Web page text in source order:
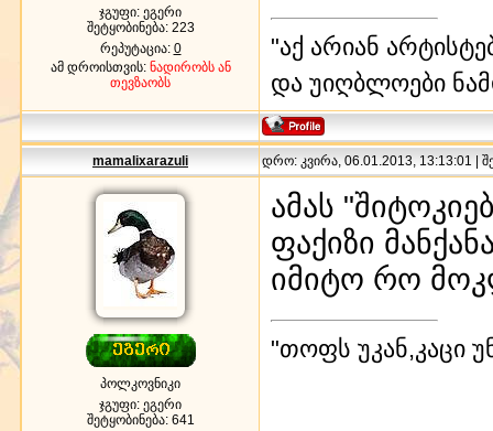
ჯგუფი: ეგერი
შეტყობინება: 223
რეპუტაცია: 0
ამ დროისთვის: ნადირობს ან
თევზაობს
"აქ არიან
და უიღბლოები
mamalixarazuli დრო: კვირა, 06.01.2013, 13:13:01 |
პოლკოვნიკი
ჯგუფი: ეგერი
შეტყობინება: 641
ამას
ფაქიზი
იმიტო რო
"თოფს უკან,კაცი